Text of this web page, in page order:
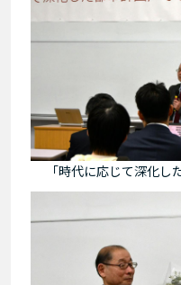
「時代に応じて深化し